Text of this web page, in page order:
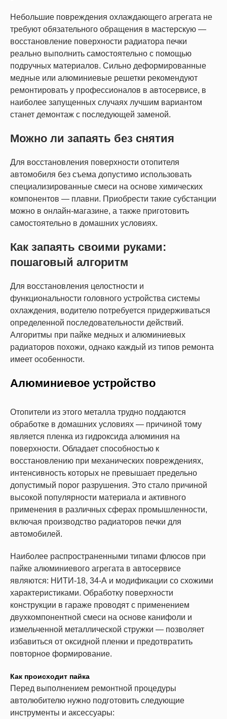
Небольшие повреждения охлаждающего агрегата не
требуют обязательного обращения в мастерскую —
восстановление поверхности радиатора печки
реально выполнить самостоятельно с помощью
подручных материалов. Сильно деформированные
медные или алюминиевые решетки рекомендуют
ремонтировать у профессионалов в автосервисе, в
наиболее запущенных случаях лучшим вариантом
станет демонтаж с последующей заменой.
Можно ли запаять без снятия
Для восстановления поверхности отопителя
автомобиля без съема допустимо использовать
специализированные смеси на основе химических
компонентов — плавни. Приобрести такие субстанции
можно в онлайн-магазине, а также приготовить
самостоятельно в домашних условиях.
Как запаять своими руками:
пошаговый алгоритм
Для восстановления целостности и
функциональности головного устройства системы
охлаждения, водителю потребуется придерживаться
определенной последовательности действий.
Алгоритмы при пайке медных и алюминиевых
радиаторов похожи, однако каждый из типов ремонта
имеет особенности.
Алюминиевое устройство
Отопители из этого металла трудно поддаются
обработке в домашних условиях — причиной тому
является пленка из гидроксида алюминия на
поверхности. Обладает способностью к
восстановлению при механических повреждениях,
интенсивность которых не превышает предельно
допустимый порог разрушения. Это стало причиной
высокой популярности материала и активного
применения в различных сферах промышленности,
включая производство радиаторов печки для
автомобилей.
Наиболее распространенными типами флюсов при
пайке алюминиевого агрегата в автосервисе
являются: НИТИ-18, 34-А и модификации со схожими
характеристиками. Обработку поверхности
конструкции в гараже проводят с применением
двухкомпонентной смеси на основе канифоли и
измельченной металлической стружки — позволяет
избавиться от оксидной пленки и предотвратить
повторное формирование.
Как происходит пайка
Перед выполнением ремонтной процедуры
автолюбителю нужно подготовить следующие
инструменты и аксессуары: